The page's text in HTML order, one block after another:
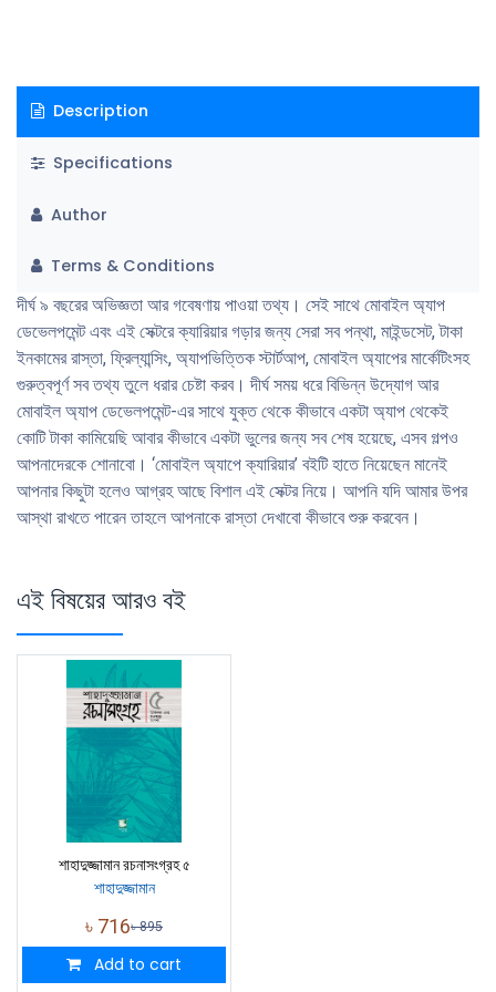
Description
Specifications
Author
Terms & Conditions
দীর্ঘ ৯ বছরের অভিজ্ঞতা আর গবেষণায় পাওয়া তথ্য। সেই সাথে মােবাইল অ্যাপ
ডেভেলপমেন্ট এবং এই সেক্টরে ক্যারিয়ার গড়ার জন্য সেরা সব পন্থা, মাইন্ডসেট, টাকা
ইনকামের রাস্তা, ফ্রিল্যান্সিং, অ্যাপভিত্তিক স্টার্টআপ, মােবাইল অ্যাপের মার্কেটিংসহ
গুরুত্বপূর্ণ সব তথ্য তুলে ধরার চেষ্টা করব। দীর্ঘ সময় ধরে বিভিন্ন উদ্যোগ আর
মােবাইল অ্যাপ ডেভেলপমেন্ট-এর সাথে যুক্ত থেকে কীভাবে একটা অ্যাপ থেকেই
কোটি টাকা কামিয়েছি আবার কীভাবে একটা ভুলের জন্য সব শেষ হয়েছে, এসব গল্পও
আপনাদেরকে শােনাবাে। ‘মােবাইল অ্যাপে ক্যারিয়ার’ বইটি হাতে নিয়েছেন মানেই
আপনার কিছুটা হলেও আগ্রহ আছে বিশাল এই সেক্টর নিয়ে। আপনি যদি আমার উপর
আস্থা রাখতে পারেন তাহলে আপনাকে রাস্তা দেখাবাে কীভাবে শুরু করবেন।
এই বিষয়ের আরও বই
শাহাদুজ্জামান রচনাসংগ্রহ ৫
শাহাদুজ্জামান
৳ 716৳895
Add to cart